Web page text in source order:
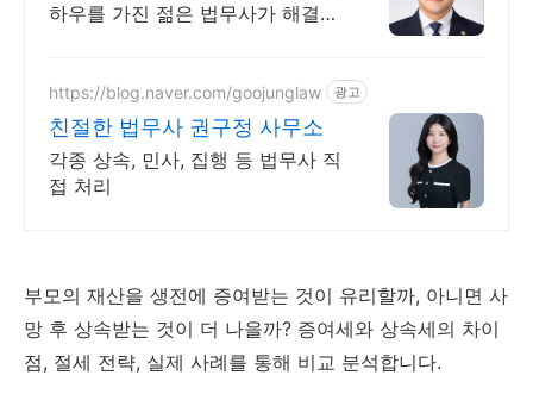
하우를 가진 젊은 법무사가 해결해
https://blog.naver.com/goojunglaw 광고
친절한 법무사 권구정 사무소
각종 상속, 민사, 집행 등 법무사 직
접 처리
부모의 재산을 생전에 증여받는 것이 유리할까, 아니면 사
망 후 상속받는 것이 더 나을까? 증여세와 상속세의 차이
점, 절세 전략, 실제 사례를 통해 비교 분석합니다.